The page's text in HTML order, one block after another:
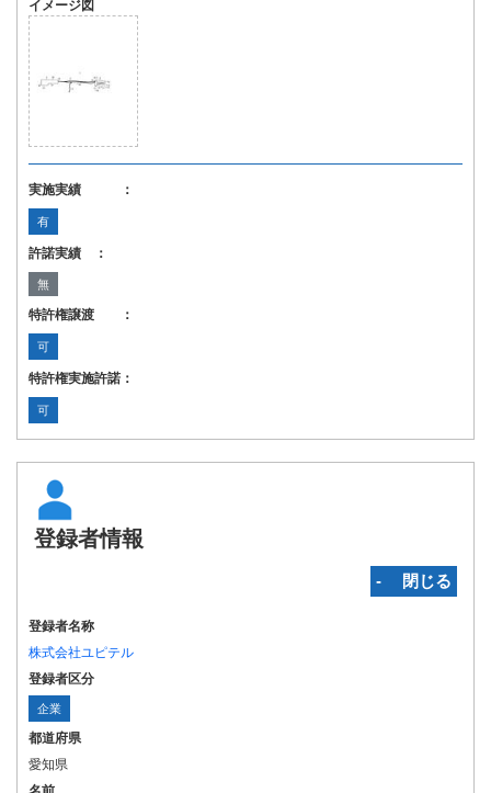
イメージ図
実施実績 ：
有
許諾実績 ：
無
特許権譲渡 ：
可
特許権実施許諾：
可
登録者情報
‐ 閉じる
登録者名称
株式会社ユピテル
登録者区分
企業
都道府県
愛知県